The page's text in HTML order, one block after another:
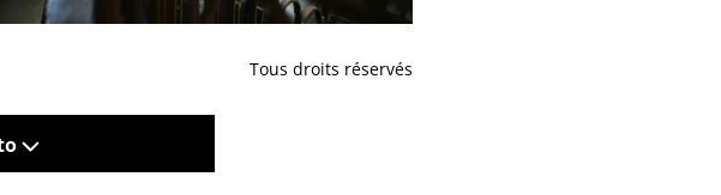
Tous droits réservés